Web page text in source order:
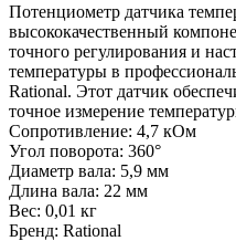
Потенциометр датчика
высококачественный
точного регулирования и
температуры в
Rational. Этот датчик
точное измерение
Сопротивление: 4,7 кОм
Угол поворота: 360°
Диаметр вала: 5,9 мм
Длина вала: 22 мм
Вес: 0,01 кг
Бренд: Rational